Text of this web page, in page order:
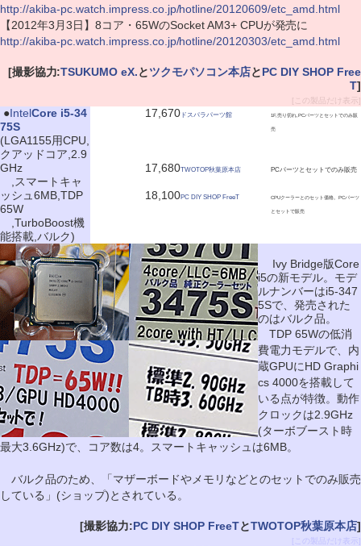
http://akiba-pc.watch.impress.co.jp/hotline/20120609/etc_amd.html
【2012年3月3日】8コア・65WのSocket AM3+ CPUが発売に
http://akiba-pc.watch.impress.co.jp/hotline/20120303/etc_amd.html
[撮影協力:TSUKUMO eX.とツクモパソコン本店とPC DIY SHOP Free
T]
[この製品だけ表示]
●IntelCore i5-34
75S
(LGA1155用CPU,
クアッドコア,2.9
GHz
,スマートキャ
ッシュ6MB,TDP
65W
,TurboBoost機
能搭載,バルク)
17,670 ドスパラパーツ館 1F,売り切れ,PCパーツとセットでのみ販
売
17,680TWOTOP秋葉原本店 PCパーツとセットでのみ販売
18,100PC DIY SHOP FreeT CPUクーラーとのセット価格。PCパーツ
とセットで販売
Ivy Bridge版Core
i5の新モデル。モデ
ルナンバーはi5-347
5Sで、発売された
のはバルク品。
TDP 65Wの低消
費電力モデルで、内
蔵GPUにHD Graphi
cs 4000を搭載して
いる点が特徴。動作
クロックは2.9GHz
(ターボブースト時
最大3.6GHz)で、コア数は4。スマートキャッシュは6MB。
バルク品のため、「マザーボードやメモリなどとのセットでのみ販売
している」(ショップ)とされている。
[撮影協力:PC DIY SHOP FreeTとTWOTOP秋葉原本店]
[この製品だけ表示]